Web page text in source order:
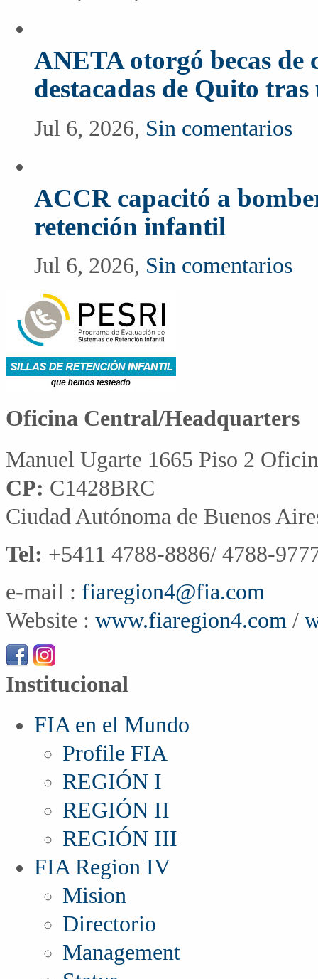
ANETA otorgó becas de
destacadas de Quito
Jul 6, 2026, Sin comentarios
ACCR capacitó a
retención infantil
Jul 6, 2026, Sin comentarios
Oficina Central/Headquarters
Manuel Ugarte 1665 Piso 2
CP: C1428BRC
Ciudad Autónoma de Buenos
Tel: +5411 4788-8886/ 4788-
e-mail : fiaregion4@fia.com
Website : www.fiaregion4.com /
Institucional
FIA en el Mundo
Profile FIA
REGIÓN I
REGIÓN II
REGIÓN III
FIA Region IV
Mision
Directorio
Management